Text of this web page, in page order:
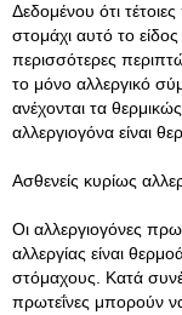
Δεδομένου ότι
στομάχι αυτό το είδος
περισσότερες
το μόνο αλλεργικό
ανέχονται τα
αλλεργιογόνα είναι
Ασθενείς κυρίως
Οι αλλεργιογόνες
αλλεργίας είναι
στόμαχους. Κατά
πρωτεΐνες μπορούν